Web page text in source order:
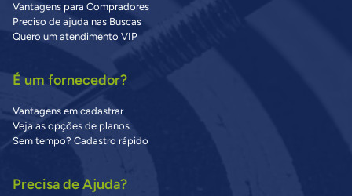
Vantagens para Compradores
Preciso de ajuda nas Buscas
Quero um atendimento VIP
É um fornecedor?
Vantagens em cadastrar
Veja as opções de planos
Sem tempo? Cadastro rápido
Precisa de Ajuda?